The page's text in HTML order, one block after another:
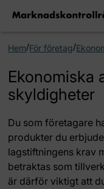
Hem/För företag/
Ekonomiska
skyldigheter
Du som företagare
produkter du
lagstiftningens krav
betraktas som
är därför viktigt att